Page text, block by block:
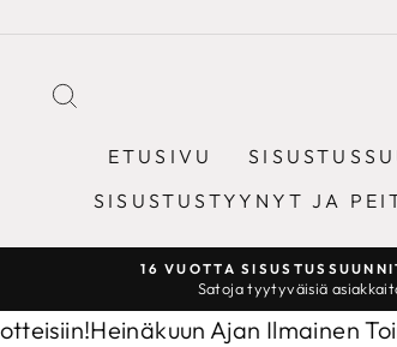
ETUSIVU
SISUSTUSTYYNYT JA
16 VUOTTA
Satoja tyytyväisiä
Heinäkuun Ajan Ilmainen Toimitus